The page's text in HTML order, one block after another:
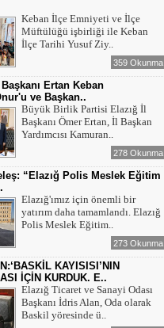
Keban İlçe Emniyeti ve İlçe
Müftülüğü işbirliği ile Keban
İlçe Tarihi Yusuf Ziy..
359 Okunma
Ertan Keban
ve Başkan..
Büyük Birlik Partisi Elazığ İl
Başkanı Ömer Ertan, İl Başkan
Yardımcısı Kamuran..
278 Okunma
“Elazığ Polis Meslek Eğitim
Elazığ'ımız için önemli bir
yatırım daha tamamlandı. Elazığ
Polis Meslek Eğitim..
273 Okunma
KAYISISI’NIN
İÇİN KURDUK. E..
Elazığ Ticaret ve Sanayi Odası
Başkanı İdris Alan, Oda olarak
Baskil yöresinde ü..